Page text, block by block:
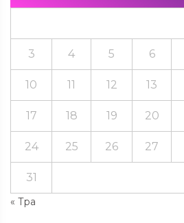
« Тра
3 4 5 6
10 11 12 13
17 18 19 20
24 25 26 27
31